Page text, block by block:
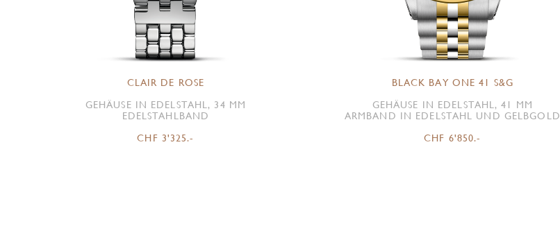
CLAIR DE ROSE
GEHÄUSE IN EDELSTAHL, 34 MM
EDELSTAHLBAND
CHF 3'325.-
BLACK BAY ONE 41 S&G
GEHÄUSE IN EDELSTAHL, 41 MM
ARMBAND IN EDELSTAHL UND GELBGOLD
CHF 6'850.-